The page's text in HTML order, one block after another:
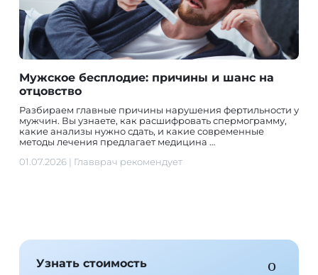
Мужское бесплодие: причины и шанс на
отцовство
Разбираем главные причины нарушения фертильности у
мужчин. Вы узнаете, как расшифровать спермограмму,
какие анализы нужно сдать, и какие современные
методы лечения предлагает медицина …
01.07.2026| Главврач рекомендует
Узнать стоимость